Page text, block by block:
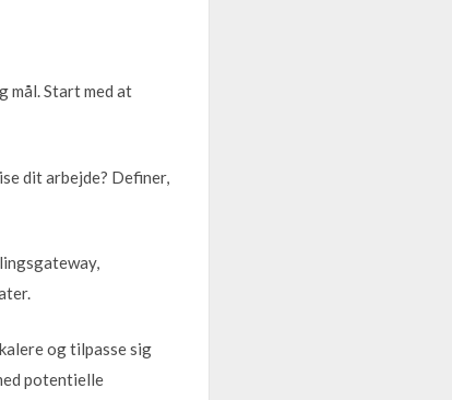
mål. Start med at
dit arbejde? Definer,
og tilpasse sig
potentielle